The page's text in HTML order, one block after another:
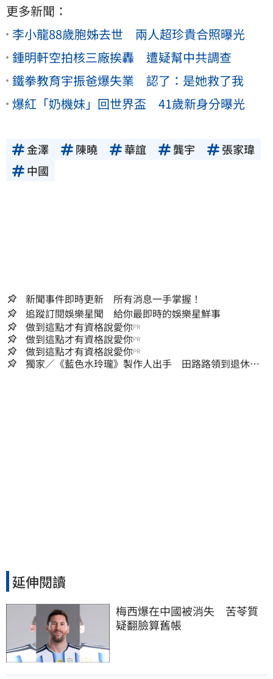
更多新聞：
李小龍88歲胞姊去世 兩人超珍貴合照曝光
鍾明軒空拍核三廠挨轟 遭疑幫中共調查
鐵拳教育宇振爸爆失業 認了：是她救了我
爆紅「奶機妹」回世界盃 41歲新身分曝光
金澤 陳曉 華誼 龔宇
張家瑋
中國
新聞事件即時更新 所有消息一手掌握！
追蹤訂閱娛樂星聞 給你最即時的娛樂星鮮事
做到這點才有資格說愛你PR
做到這點才有資格說愛你PR
做到這點才有資格說愛你PR
獨家／《藍色水玲瓏》製作人出手 田路路領到退休
延伸閱讀
梅西爆在中國被消失　苦苓質
疑翻臉算舊帳